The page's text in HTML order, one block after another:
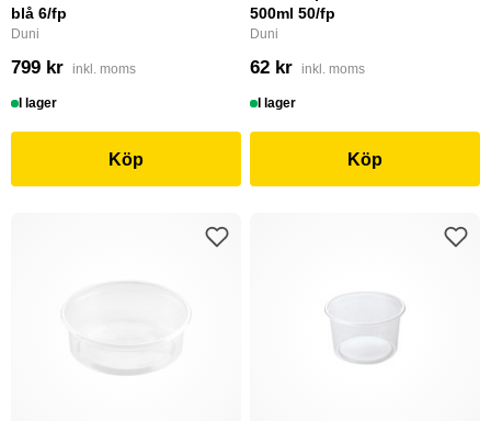
blå 6/fp
Duni
799 kr inkl. moms
I lager
Köp
500ml 50/fp
Duni
62 kr inkl. moms
I lager
Köp